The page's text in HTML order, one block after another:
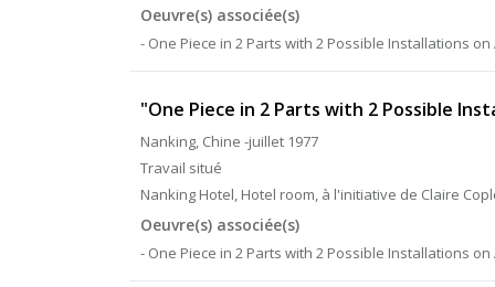
Oeuvre(s) associée(s)
- One Piece in 2 Parts with 2 Possible Installations
"One Piece in 2 Parts with 2 Possible
Nanking, Chine -juillet 1977
Travail situé
Nanking Hotel, Hotel room, à l'initiative de Claire
Oeuvre(s) associée(s)
- One Piece in 2 Parts with 2 Possible Installations